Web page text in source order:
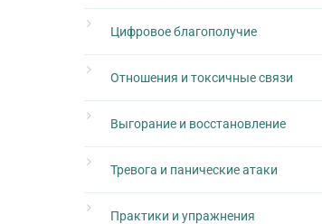
Цифровое благополучие
Отношения и токсичные связи
Выгорание и восстановление
Тревога и панические атаки
Практики и упражнения